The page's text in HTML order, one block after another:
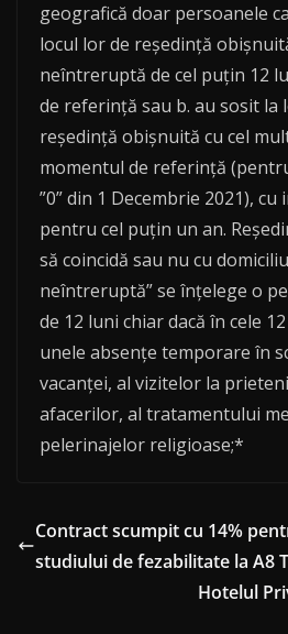
geografică doar persoanele
locul lor de reședință
neîntreruptă de cel puțin 12
de referință sau b. au sosit la
reședință obișnuită cu cel
momentul de referință
”0” din 1 Decembrie 2021),
pentru cel puțin un an.
să coincidă sau nu cu
neîntreruptă” se înțelege o
de 12 luni chiar dacă în cele
unele absențe temporare în
vacanței, al vizitelor la
afacerilor, al tratamentului
pelerinajelor religioase;*
Contract scumpit cu 14%
studiului de fezabilitate la A8
Hotelul